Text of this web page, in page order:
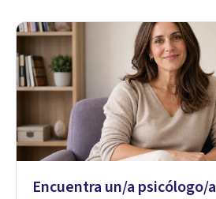
Encuentra un/a psicólogo/a